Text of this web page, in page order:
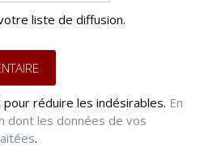
liste de diffusion.
réduire les indésirables. En
dont les données de vos
.